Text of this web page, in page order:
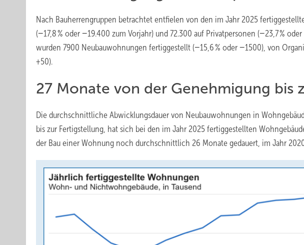
Nach Bauherrengruppen betrachtet entfielen von den im Jahr 2025
(−17,8 % oder −19.400 zum Vorjahr) und 72.300 auf Privatpersonen (−23,7 %
wurden 7900 Neubauwohnungen fertiggestellt (−15,6 % oder −1500), von
+50).
27 Monate von der Genehmigung bis
Die durchschnittliche Abwicklungsdauer von Neubauwohnungen in
bis zur Fertigstellung, hat sich bei den im Jahr 2025 fertiggestellten
der Bau einer Wohnung noch durchschnittlich 26 Monate gedauert, im Jahr